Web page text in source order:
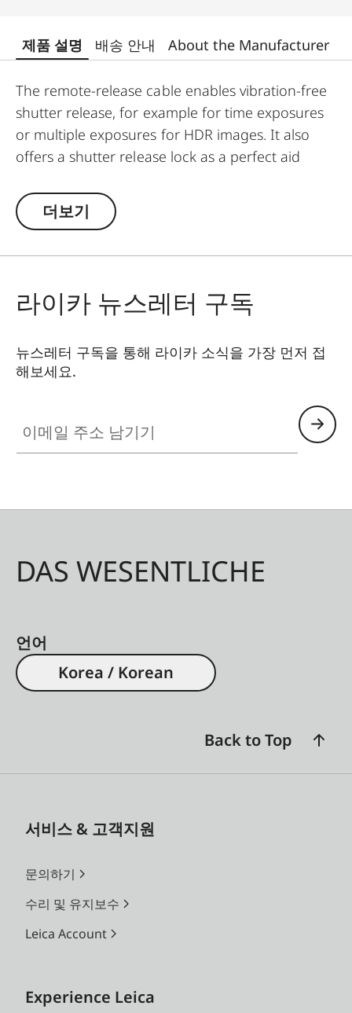
제품 설명 배송 안내 About the Manufacturer
The remote-release cable enables vibration-free
shutter release, for example for time exposures
or multiple exposures for HDR images. It also
offers a shutter release lock as a perfect aid
exposures of up to 30 minutes are possible.
더보기
라이카 뉴스레터 구독
뉴스레터 구독을 통해 라이카 소식을 가장 먼저 접
해보세요.
DAS WESENTLICHE
언어
Korea / Korean
Back to Top
서비스 & 고객지원
문의하기
수리 및 유지보수
Leica Account
Experience Leica